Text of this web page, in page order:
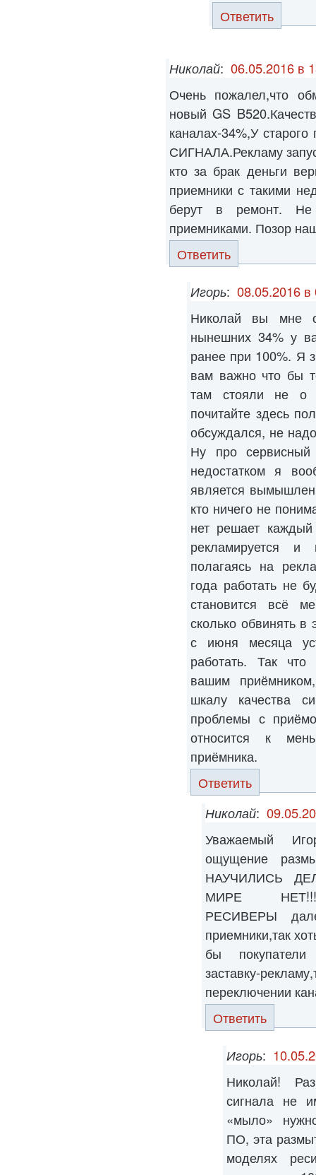
Ответить
Николай: 06.05.2016 в
Очень пожалел,что
новый GS
каналах-34%,У
СИГНАЛА.Рекламу
кто за брак деньги
приемники с такими
берут в ремонт.
приемниками. Позор
Ответить
Игорь: 08.05.2016 в
Николай вы мне
нынешних 34% у
ранее при 100%. Я
вам важно что бы
там стояли не о
почитайте здесь
обсуждался, не
Ну про
недостатком я
является
кто ничего не
нет решает
рекламируется и
полагаясь на
года работать не
становится всё
сколько обвинять
с июня месяца
работать. Так
вашим
шкалу качества
проблемы с
относится к
приёмника.
Ответить
Николай:
Уважаемый
ощущение
НАУЧИЛИСЬ
МИРЕ
РЕСИВЕРЫ
приемники,так
бы
заставку-
переключении
Ответить
Игорь:
Николай!
сигнала не
«мыло»
ПО, эта
моделях